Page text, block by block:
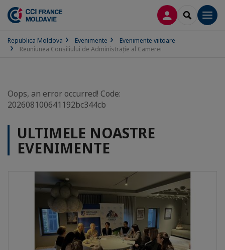
CONECTARE
SEARCH
Republica Moldova Evenimente
Evenimente viitoare
Reuniunea Consiliului de Administrație al Camerei
Oops, an error occurred! Code:
202608100641192bc344cb
ULTIMELE NOASTRE
EVENIMENTE